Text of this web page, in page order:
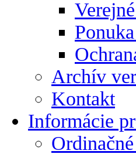
Archív
Kontakt
Informácie